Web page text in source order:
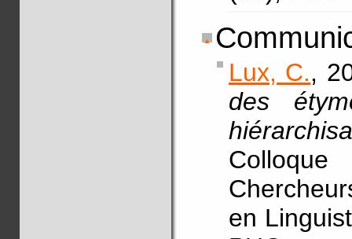
Lux, C.,
des
en